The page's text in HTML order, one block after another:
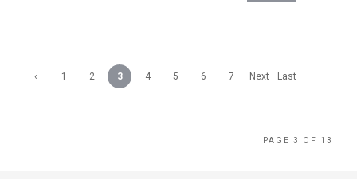
‹ 1 2 3 4 5 6 7 Next Last
PAGE 3 OF 13